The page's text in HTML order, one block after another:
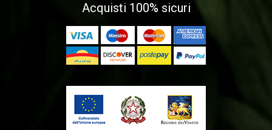
Acquisti 100% sicuri